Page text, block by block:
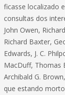
ficasse localizado
consultas dos
John Owen,
Richard Baxter,
Edwards, J. C.
MacDuff, Thomas
Archibald G.
que estando